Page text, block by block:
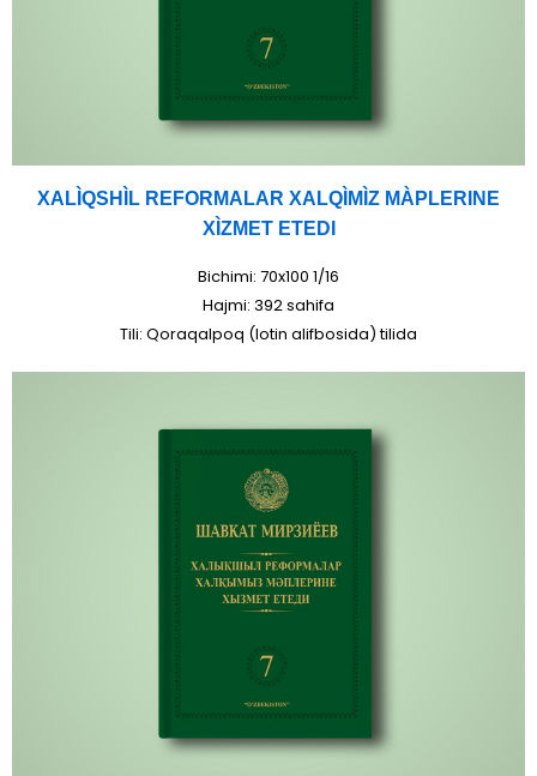
XALÌQSHÌL REFORMALAR XALQÌMÌZ MÀPLERINE
XÌZMET ETEDI
Bichimi: 70x100 1/16
Hajmi: 392 sahifa
Tili: Qoraqalpoq (lotin alifbosida) tilida